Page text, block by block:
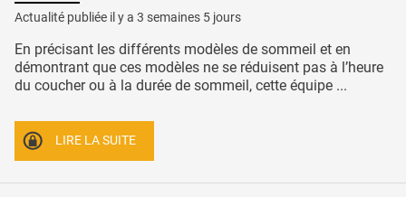
Actualité publiée il y a 3 semaines 5 jours
En précisant les différents modèles de sommeil et en
démontrant que ces modèles ne se réduisent pas à l’heure
du coucher ou à la durée de sommeil, cette équipe ...
LIRE LA SUITE